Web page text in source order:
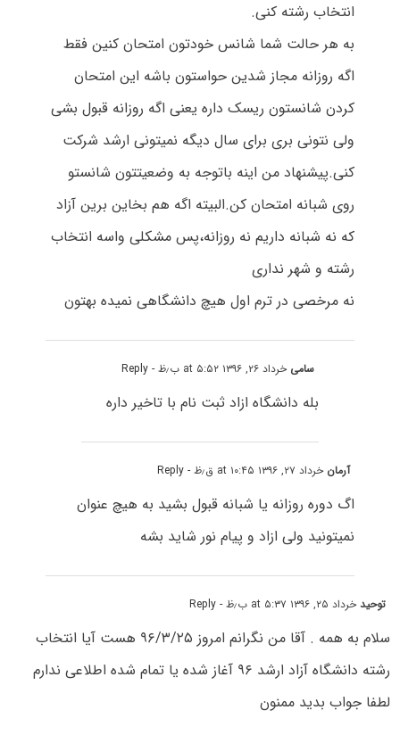
انتخاب رشته کنی.
به هر حالت شما شانس خودتون امتحان کنین فقط
اگه روزانه مجاز شدین حواستون باشه این امتحان
کردن شانستون ریسک داره یعنی اگه روزانه قبول بشی
ولی نتونی بری برای سال دیگه نمیتونی ارشد شرکت
کنی.پیشنهاد من اینه باتوجه به وضعیتتون شانستو
روی شبانه امتحان کن.البیته اگه هم بخاین برین آزاد
که نه شبانه داریم نه روزانه،پس مشکلی واسه انتخاب
رشته و شهر نداری
نه مرخصی در ترم اول هیچ دانشگاهی نمیده بهتون
سامی خرداد ۲۶, ۱۳۹۶ at ۵:۵۲ ب٫ظ - Reply
بله دانشگاه ازاد ثبت نام با تاخیر داره
آرمان خرداد ۲۷, ۱۳۹۶ at ۱۰:۴۵ ق٫ظ - Reply
اگ دوره روزانه یا شبانه قبول بشید به هیچ عنوان
نمیتونید ولی ازاد و پیام نور شاید بشه
توحیدخرداد ۲۵, ۱۳۹۶ at ۵:۳۷ ب٫ظ - Reply
سلام به همه . آقا من نگرانم امروز ۹۶/۳/۲۵ هست آیا انتخاب
رشته دانشگاه آزاد ارشد ۹۶ آغاز شده یا تمام شده اطلاعی ندارم
لطفا جواب بدید ممنون